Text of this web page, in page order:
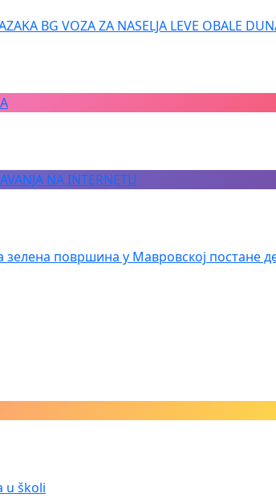
BG VOZA ZA NASELJA LEVE OBALE
NA INTERNETU
површина у Мавровској постане
u školi